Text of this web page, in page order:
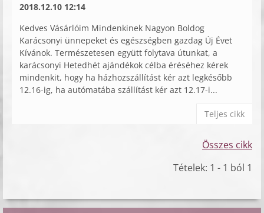
2018.12.10 12:14
Kedves Vásárlóim Mindenkinek Nagyon Boldog
Karácsonyi ünnepeket és egészségben gazdag Új Évet
Kívánok. Természetesen együtt folytava útunkat, a
karácsonyi Hetedhét ajándékok célba éréséhez kérek
mindenkit, hogy ha házhozszállítást kér azt legkésőbb
12.16-ig, ha autómatába szállítást kér azt 12.17-i...
Teljes cikk
Összes cikk
Tételek: 1 - 1 ból 1